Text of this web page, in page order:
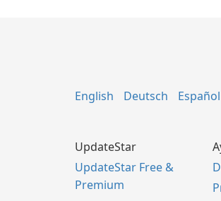
English Deutsch Español
UpdateStar
UpdateStar Free &
Premium